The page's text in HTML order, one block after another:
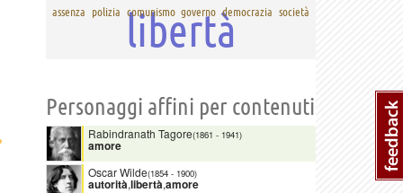
assenza
polizia comunismo governo democrazia società
libertà
Personaggi affini per contenuti
Rabindranath Tagore(1861 - 1941)
amore
Oscar Wilde(1854 - 1900)
autorità,libertà,amore